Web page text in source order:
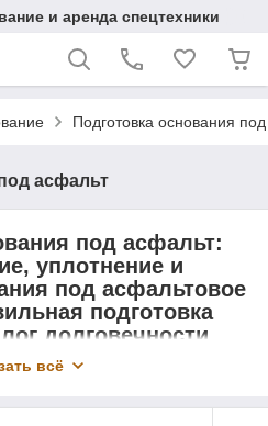
и аренда спецтехники
Подготовка основания
асфальт
под асфальт:
уплотнение и
под асфальтовое
подготовка
долговечности
всё